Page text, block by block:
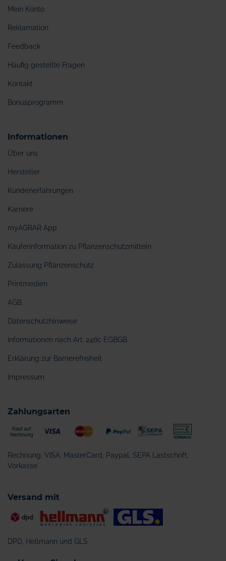
Mein Konto
Reklamation
Feedback
Häufig gestellte Fragen
Kontakt
Bonusprogramm
Informationen
Über uns
Hersteller
Kundenerfahrungen
Karriere
myAGRAR App
Käuferinformation zu Pflanzenschutzmitteln
Zulassung Pflanzenschutz
Printmedien
AGB
Datenschutzhinweise
Informationen nach Art. 246c EGBGB
Erklärung zur Barrierefreiheit
Impressum
Zahlungsarten
Rechnung, VISA, MasterCard, Paypal, SEPA Lastschrift,
Vorkasse
Versand mit
DPD, Hellmann und GLS